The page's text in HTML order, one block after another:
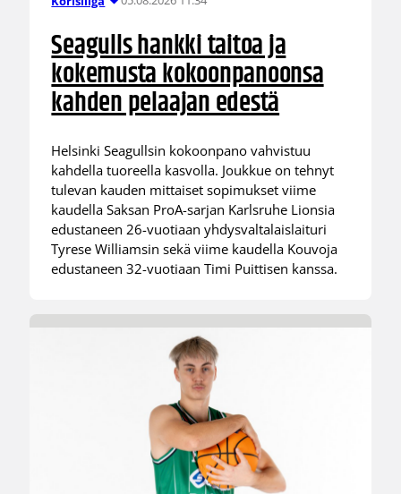
Seagulls hankki taitoa ja
kokemusta kokoonpanoonsa
kahden pelaajan edestä
Helsinki Seagullsin kokoonpano vahvistuu
kahdella tuoreella kasvolla. Joukkue on tehnyt
tulevan kauden mittaiset sopimukset viime
kaudella Saksan ProA-sarjan Karlsruhe Lionsia
edustaneen 26-vuotiaan yhdysvaltalaislaituri
Tyrese Williamsin sekä viime kaudella Kouvoja
edustaneen 32-vuotiaan Timi Puittisen kanssa.